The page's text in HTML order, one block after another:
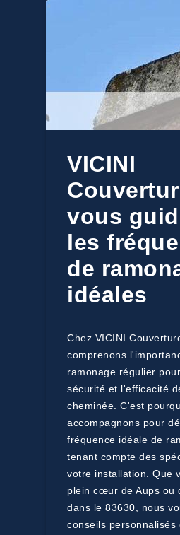
VICINI
vous
les
de
idéales
Chez VICINI
comprenons
ramonage régulier
sécurité et l'efficacité
cheminée. C'est
accompagnons pour
fréquence idéale de
tenant compte des
votre installation. Que
plein cœur de Aups ou
dans le 83630, nous
conseils personnalisés